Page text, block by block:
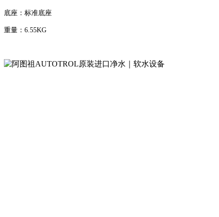
底座：标准底座
重量：6.55KG